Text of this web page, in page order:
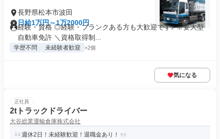
長野県松本市波田
日給1万円～1万2000円
経験・資格 ◎経験・ブランクある方も大歓迎です♪ ※要大型
自動車免許 ＼資格取得制...
学歴不問 未経験者歓迎 +2個
気になる
正社員
2tトラックドライバー
大谷総業運輸倉庫株式会社
週休2日！未経験歓迎！退職金あり！